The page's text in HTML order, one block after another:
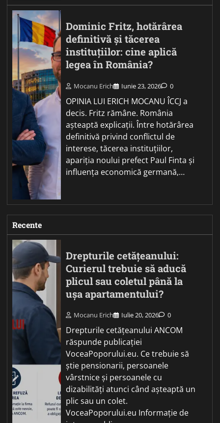
Dominic Fritz, hotărârea
definitivă și tăcerea
instituțiilor: cine aplică
legea în România?
Mocanu Erich Iunie 23, 2026 0
OPINIA LUI ERICH MOCANU ÎCCJ a
decis. Fritz rămâne. România
așteaptă explicații. Între hotărârea
definitivă privind conflictul de
interese, tăcerea instituțiilor,
apariția noului prefect Paul Finta și
influența economică germană,…
Recente
Drepturile cetățeanului:
Curierul trebuie să aducă
plicul sau coletul până la
ușa apartamentului?
Mocanu Erich Iulie 20, 2026 0
Drepturile cetățeanului ANCOM
răspunde publicației
VoceaPoporului.eu. Ce trebuie să
știe pensionarii, persoanele
vârstnice și persoanele cu
dizabilități atunci când așteaptă un
plic sau un colet.
VoceaPoporului.eu Informație de